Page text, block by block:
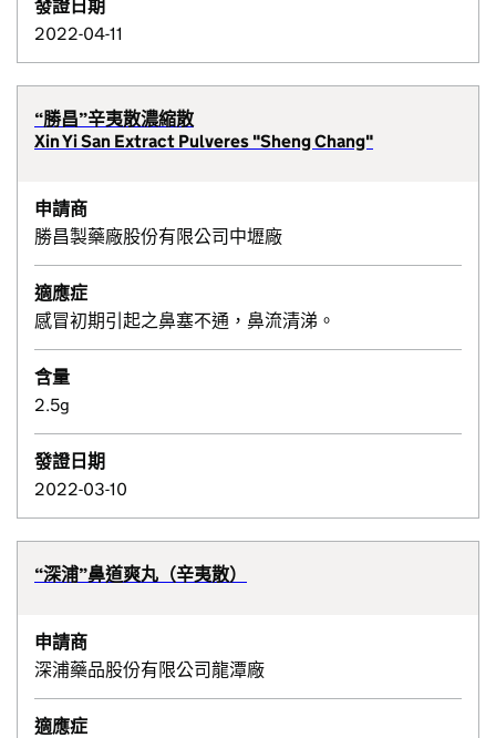
發證日期
2022-04-11
“勝昌”辛夷散濃縮散
Xin Yi San Extract Pulveres "Sheng Chang"
申請商
勝昌製藥廠股份有限公司中壢廠
適應症
感冒初期引起之鼻塞不通，鼻流清涕。
含量
2.5g
發證日期
2022-03-10
“深浦”鼻道爽丸（辛夷散）
申請商
深浦藥品股份有限公司龍潭廠
適應症